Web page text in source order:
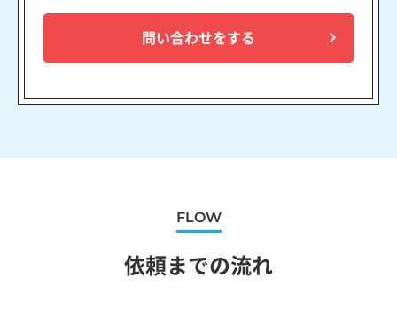
問い合わせをする
FLOW
依頼までの流れ